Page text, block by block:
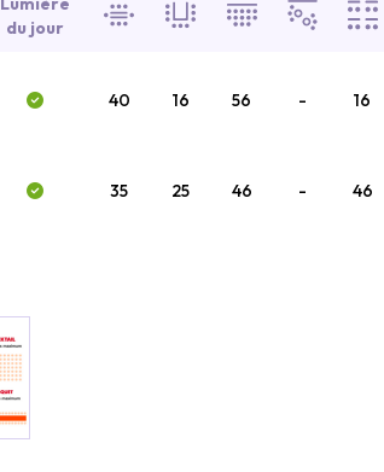
du jour
40 16 56 - 16
35 25 46 - 46